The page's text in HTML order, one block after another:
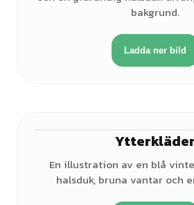
bakgrund.
Ladda ner bild
Ytterkläder
En illustration av en blå
halsduk, bruna vantar och